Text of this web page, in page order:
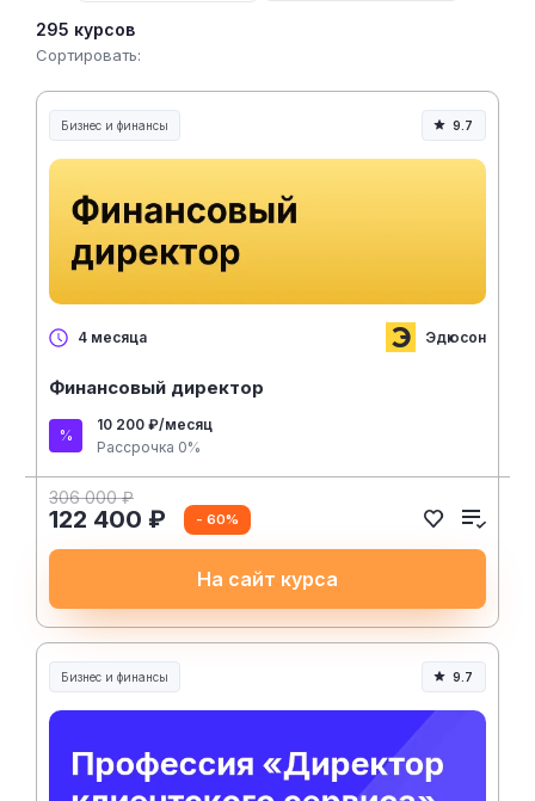
295 курсов
Сортировать:
Бизнес и финансы 9.7
4 месяца Эдюсон
Финансовый директор
10 200 ₽/месяц
Рассрочка 0%
306 000 ₽
122 400 ₽ - 60%
На сайт курса
Бизнес и финансы 9.7